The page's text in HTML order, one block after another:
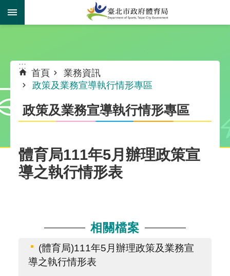
跳到主要內容區塊
:::
首頁
業務資訊
政策及業務宣導執行情形專區
政策及業務宣導執行情形專區
體育局111年5月辦理政策宣
導之執行情形表
相關檔案
(體育局)111年5月辦理政策及業務宣
導之執行情形表